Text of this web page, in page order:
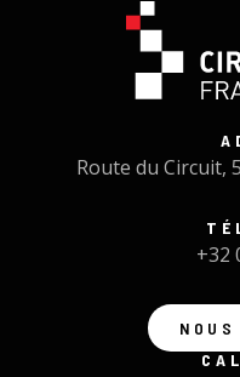
Route du Circuit,
+32
NOUS